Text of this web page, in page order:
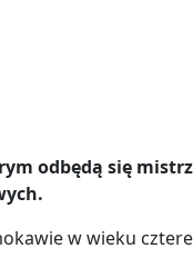
odbędą się
w wieku